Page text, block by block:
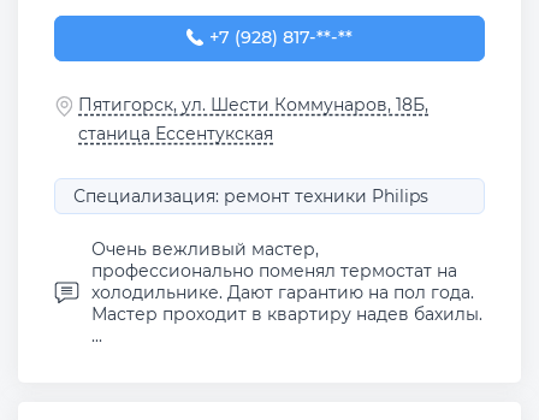
+7 (928) 817-49-81
+7 (928) 817-**-**
Пятигорск, ул. Шести Коммунаров, 18Б,
станица Ессентукская
Специализация: ремонт техники Philips
Очень вежливый мастер,
профессионально поменял термостат на
холодильнике. Дают гарантию на пол года.
Мастер проходит в квартиру надев бахилы.
...